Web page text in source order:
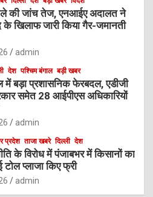
की जांच तेज, एनआईए अदालत ने
खिलाफ जारी किया गैर-जमानती
admin
देश पश्चिम बंगाल बड़ी खबर
में बड़ा प्रशासनिक फेरबदल, एडीजी
समेत 28 आईपीएस अधिकारियों
admin
प्रदेश ताजा खबरे दिल्ली देश
के विरोध में पंजाबभर में किसानों का
प्लाजा किए फ्री
admin